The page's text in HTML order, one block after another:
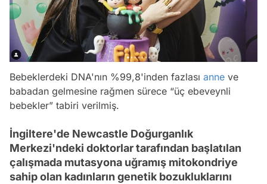
Bebeklerdeki DNA'nın %99,8'inden fazlası anne ve
babadan gelmesine rağmen sürece “üç ebeveynli
bebekler” tabiri verilmiş.
İngiltere'de Newcastle Doğurganlık
Merkezi'ndeki doktorlar tarafından başlatılan
çalışmada mutasyona uğramış mitokondriye
sahip olan kadınların genetik bozukluklarını